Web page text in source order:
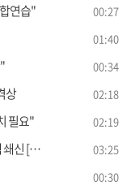
연습" 00:27
01:40
00:34
상 02:18
필요" 02:19
의 맥] 03:25
00:30